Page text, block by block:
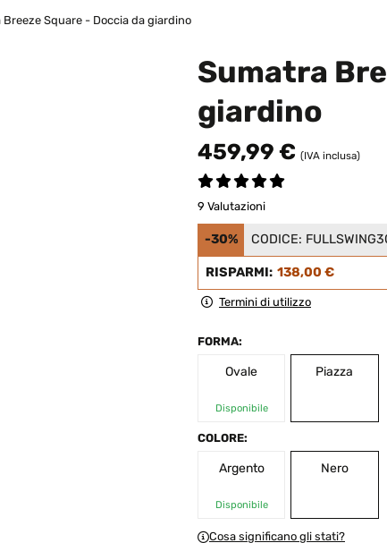
Breeze Square - Doccia da giardino
Sumatra
giardino
459,99 € (IVA inclusa)
9 Valutazioni
-30% CODICE:
RISPARMI: 138,00 €
Termini di utilizzo
FORMA:
Ovale
Disponibile
Piazza
COLORE:
Argento
Disponibile
Nero
Cosa significano gli stati?